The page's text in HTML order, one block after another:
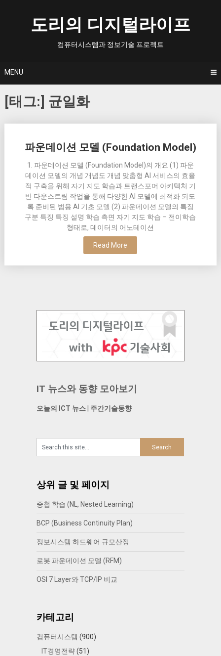
도리의 디지털라이프
컴퓨터시스템과 정보기술 프로젝트
MENU
[태그:] 균일화
파운데이션 모델 (Foundation Model)
1. 파운데이션 모델 (Foundation Model)의 개요 (1) 파운
데이션 모델의 개념 개념도 개념 맞춤형 AI 서비스의 효율
적 구축을 위해 자기 지도 학습과 트랜스포머 아키텍처 기
반 다운스트림 작업을 통해 다양한 AI 모델에 최적화 되도
록 준비된 범용 AI 기초 모델 (2) 파운데이션 모델의 특징
구분 특징 특징 설명 학습 측면 자기 지도 학습 – 전이학습
형태로, 데이터의 어노테이션
Read More
navigation
IT 뉴스와 동향 모아보기
오늘의 ICT 뉴스| 주간기술동향
상위 글 및 페이지
중첩 학습 (NL, Nested Learning)
BCP (Business Continuity Plan)
정보시스템 하드웨어 규모산정
로봇 파운데이션 모델 (RFM)
OSI 7 Layer와 TCP/IP 비교
카테고리
컴퓨터시스템 (900)
IT경영전략(51)